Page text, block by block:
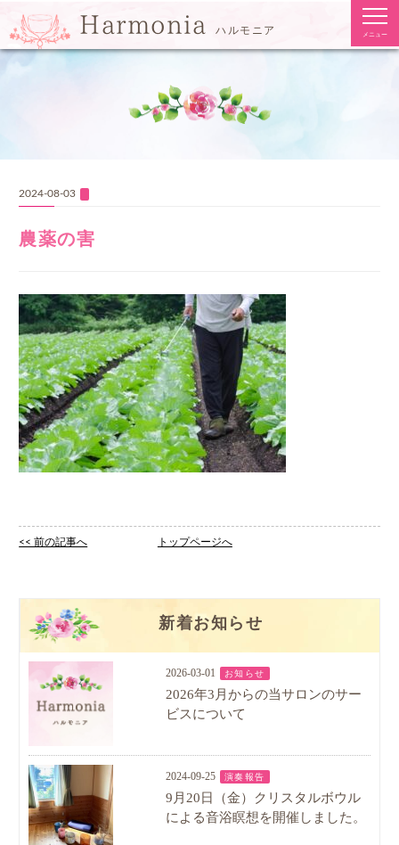
Harmonia ハルモニア メニュー
2024-08-03
農薬の害
<< 前の記事へ トップページへ
新着お知らせ
2026-03-01 お知らせ
2026年3月からの当サロンのサー
ビスについて
2024-09-25 演奏報告
9月20日（金）クリスタルボウル
による音浴瞑想を開催しました。